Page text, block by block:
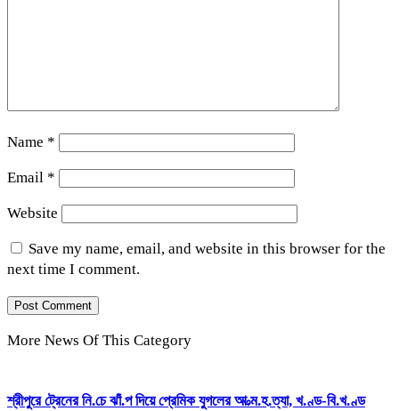
Name *
Email *
Website
Save my name, email, and website in this browser for the
next time I comment.
More News Of This Category
শ্রীপুরে ট্রেনের নি.চে ঝাঁ.প দিয়ে প্রেমিক যুগলের আ.ত্ম.হ.ত্যা, খ.ণ্ড-বি.খ.ণ্ড